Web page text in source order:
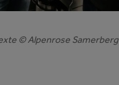
© Alpenrose Samerberg